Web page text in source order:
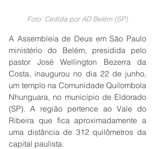
Foto: Cedida por AD Belém (SP)
A Assembleia de Deus em São Paulo
ministério do Belém, presidida pelo
pastor José Wellington Bezerra da
Costa, inaugurou no dia 22 de junho,
um templo na Comunidade Quilombola
Nhunguara, no município de Eldorado
(SP). A região pertence ao Vale do
Ribeira que fica aproximadamente a
uma distância de 312 quilômetros da
capital paulista.